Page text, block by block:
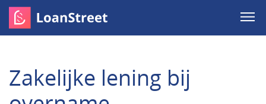
Zakelijke lening bij